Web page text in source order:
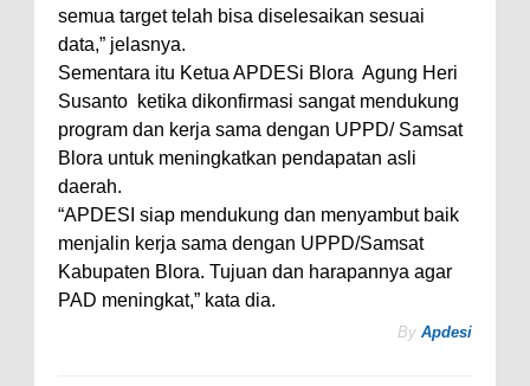
semua target telah bisa diselesaikan sesuai
data,” jelasnya.
Sementara itu Ketua APDESi Blora Agung Heri
Susanto ketika dikonfirmasi sangat mendukung
program dan kerja sama dengan UPPD/ Samsat
Blora untuk meningkatkan pendapatan asli
daerah.
“APDESI siap mendukung dan menyambut baik
menjalin kerja sama dengan UPPD/Samsat
Kabupaten Blora. Tujuan dan harapannya agar
PAD meningkat,” kata dia.
By Apdesi